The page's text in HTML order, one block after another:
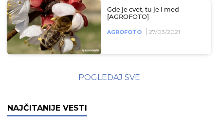
Gde je cvet, tu je i med
[AGROFOTO]
AGROFOTO 27/03/2021
POGLEDAJ SVE
NAJČITANIJE VESTI